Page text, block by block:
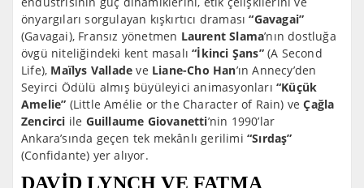
önyargıları sorgulayan kışkırtıcı draması“Gavagai”
(Gavagai), Fransız yönetmen Laurent Slama’nın dostluğa
övgü niteliğindeki kent masalı“İkinci Şans”(A Second
Life), Maïlys Vallade ve Liane-Cho Han’ın Annecy’den
Seyirci Ödülü almış büyüleyici animasyonları“Küçük
Amelie” (Little Amélie or the Character of Rain) veÇağla
Zencirci ile Guillaume Giovanetti’nin 1990’lar
Ankara’sında geçen tek mekânlı gerilimi “Sırdaş”
(Confidante) yer alıyor.
DAVİD LYNCH VE FATMA